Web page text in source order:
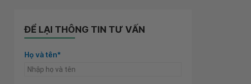
ĐỂ LẠI THÔNG TIN TƯ VẤN
Họ và tên*